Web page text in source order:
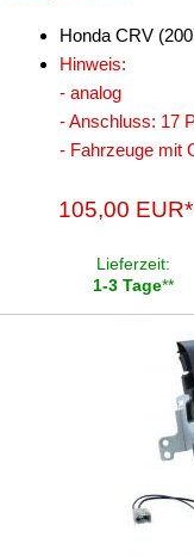
Honda CRV
Hinweis:
- analog
- Anschluss: 17
- Fahrzeuge mit
105,00 EUR*
Lieferzeit:
1-3 Tage**